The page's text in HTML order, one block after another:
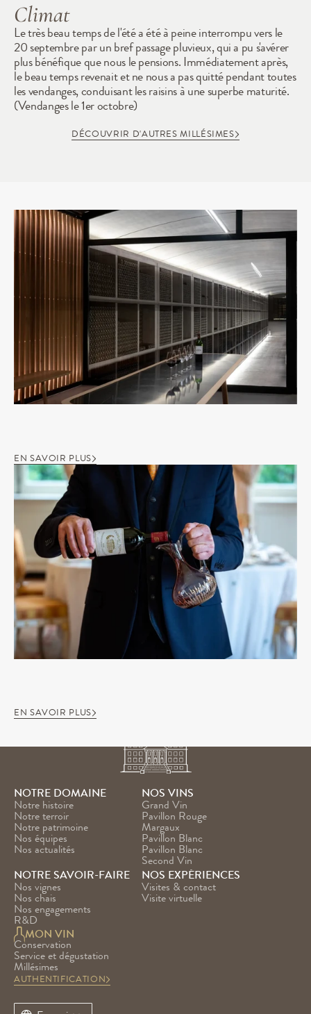
DÉCOUVRIR D'AUTRES MILLÉSIMES
Climat
Le très beau temps de l'été a été à peine interrompu vers le
20 septembre par un bref passage pluvieux, qui a pu s'avérer
plus bénéfique que nous le pensions. Immédiatement après,
le beau temps revenait et ne nous a pas quitté pendant toutes
les vendanges, conduisant les raisins à une superbe maturité.
(Vendanges le 1er octobre)
EN SAVOIR PLUS
EN SAVOIR PLUS
NOTRE DOMAINE
Notre histoire
Notre terroir
Notre patrimoine
Nos équipes
Nos actualités
NOS VINS
Grand Vin
Pavillon Rouge
Margaux
Pavillon Blanc
Pavillon Blanc
Second Vin
NOTRE SAVOIR-FAIRE
Nos vignes
Nos chais
Nos engagements
R&D
NOS EXPÉRIENCES
Visites & contact
Visite virtuelle
MON VIN
Conservation
Service et dégustation
Millésimes
AUTHENTIFICATION
Select Language